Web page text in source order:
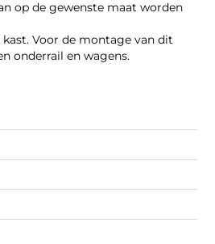
op de gewenste maat worden
Voor de montage van dit
onderrail en wagens.